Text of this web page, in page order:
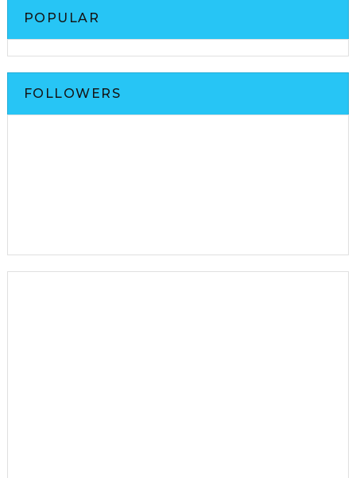
POPULAR
FOLLOWERS